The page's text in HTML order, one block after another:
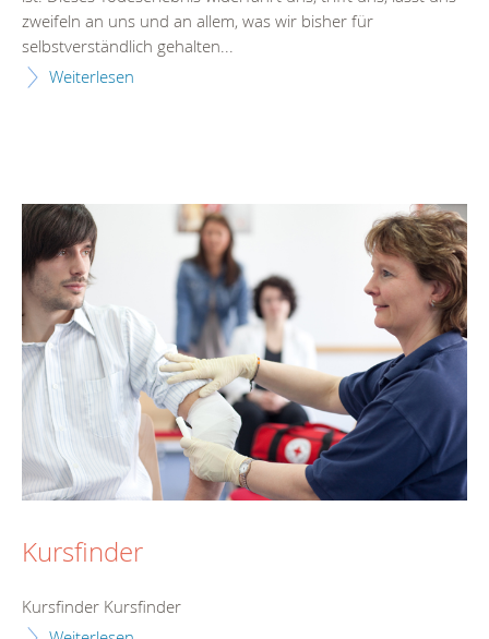
zweifeln an uns und an allem, was wir bisher für
selbstverständlich gehalten...
Weiterlesen
Kursfinder
Kursfinder Kursfinder